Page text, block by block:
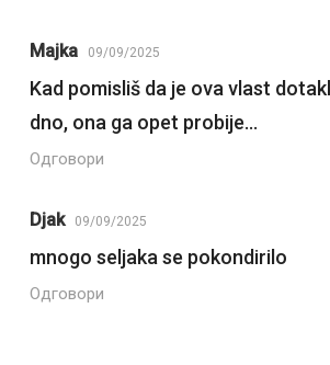
Majka 09/09/2025
Kad pomisliš da je ova vlast
dno, ona ga opet probije…
Одговори
Djak 09/09/2025
mnogo seljaka se pokondirilo
Одговори